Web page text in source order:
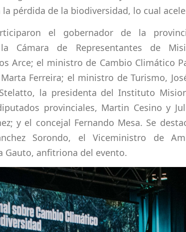
pérdida de la biodiversidad, lo cual
el gobernador de la
Cámara de Representantes de
Arce; el ministro de Cambio Climático
Ferreira; el ministro de Turismo,
la presidenta del Instituto
provinciales, Martin Cesino y
y el concejal Fernando Mesa. Se
Sorondo, el Viceministro de
Gauto, anfitriona del evento.